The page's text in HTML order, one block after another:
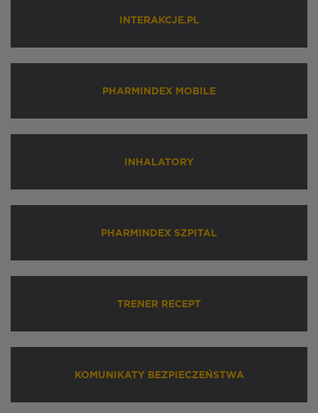
INTERAKCJE.PL
PHARMINDEX MOBILE
INHALATORY
PHARMINDEX SZPITAL
TRENER RECEPT
KOMUNIKATY BEZPIECZEŃSTWA